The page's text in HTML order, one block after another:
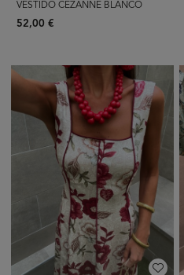
VESTIDO CEZANNE BLANCO
52,00 €